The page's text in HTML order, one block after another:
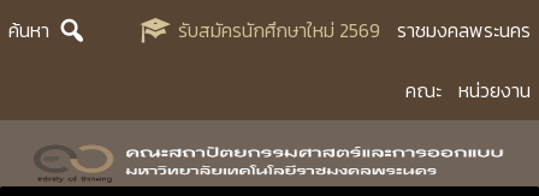
Skipค้นหา รับสมัครนักศึกษาใหม่ 2569 ราชมงคลพระนคร
คณะ หน่วยงาน